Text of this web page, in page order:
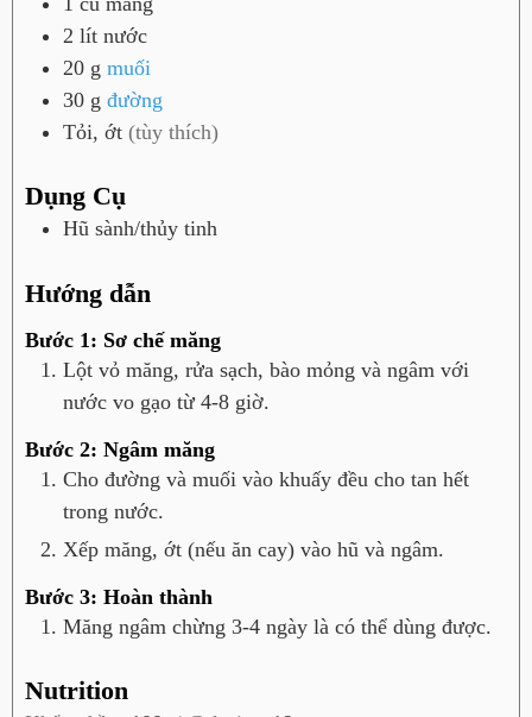
2 lít nước
20 g muối
30 g đường
Tỏi, ớt (tùy thích)
Dụng Cụ
Hũ sành/thủy tinh
Hướng dẫn
Bước 1: Sơ chế măng
Lột vỏ măng, rửa sạch, bào mỏng và ngâm với
nước vo gạo từ 4-8 giờ.
Bước 2: Ngâm măng
Cho đường và muối vào khuấy đều cho tan hết
trong nước.
Xếp măng, ớt (nếu ăn cay) vào hũ và ngâm.
Bước 3: Hoàn thành
Măng ngâm chừng 3-4 ngày là có thể dùng được.
Nutrition